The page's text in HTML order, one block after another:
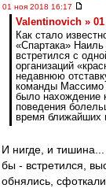
01 ноя 2018 16:17
Valentinovich »
Как стало
«Спартака»
встретился с
организаций
недавнюю
команды
было нахождение
поведения
время ближайших
И нигде, и
бы - встретился,
обнялись,